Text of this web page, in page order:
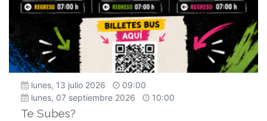
lunes, 13 julio 2026
09:00
lunes, 07 septiembre 2026
10:00
Te Subes?